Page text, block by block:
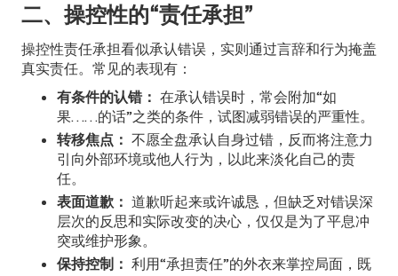
二、操控性的“责任承担”
操控性责任承担看似承认错误，实则通过言辞和行为掩盖
真实责任。常见的表现有：
有条件的认错： 在承认错误时，常会附加“如
果……的话”之类的条件，试图减弱错误的严重性。
转移焦点： 不愿全盘承认自身过错，反而将注意力
引向外部环境或他人行为，以此来淡化自己的责
任。
表面道歉： 道歉听起来或许诚恳，但缺乏对错误深
层次的反思和实际改变的决心，仅仅是为了平息冲
突或维护形象。
保持控制： 利用“承担责任”的外衣来掌控局面，既